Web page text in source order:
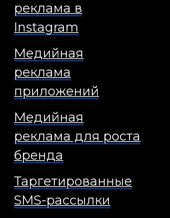
реклама в
Instagram
Медийная
реклама
приложений
Медийная
реклама для роста
бренда
Таргетированные
SMS-рассылки